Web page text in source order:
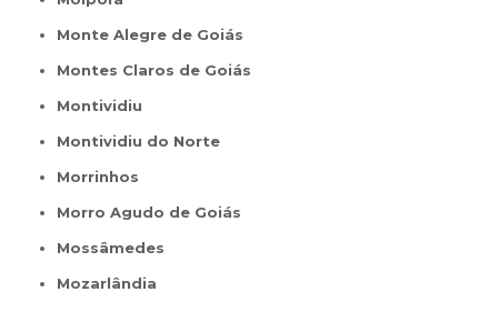
Monte Alegre de Goiás
Montes Claros de Goiás
Montividiu
Montividiu do Norte
Morrinhos
Morro Agudo de Goiás
Mossâmedes
Mozarlândia